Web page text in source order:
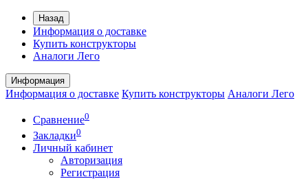
Назад
Информация о доставке
Купить конструкторы
Аналоги Лего
Информация
Информация о доставке Купить конструкторы Аналоги Лего
Сравнение0
Закладки0
Личный кабинет
Авторизация
Регистрация